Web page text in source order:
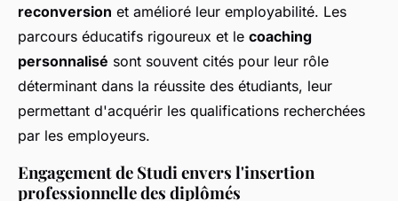
reconversion et amélioré leur employabilité. Les
parcours éducatifs rigoureux et le coaching
personnalisé sont souvent cités pour leur rôle
déterminant dans la réussite des étudiants, leur
permettant d'acquérir les qualifications recherchées
par les employeurs.
Engagement de Studi envers l'insertion
professionnelle des diplômés